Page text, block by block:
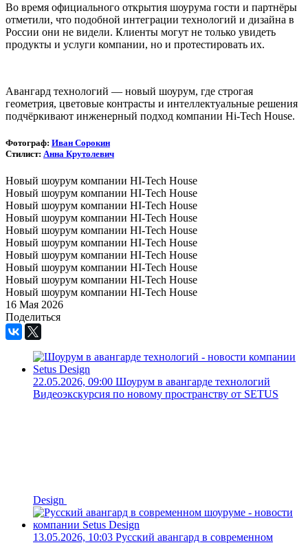
Во время официального открытия шоурума гости и партнёры
отметили, что подобной интеграции технологий и дизайна в
России они не видели. Клиенты могут не только увидеть
продукты и услуги компании, но и протестировать их.
Авангард технологий — новый шоурум, где строгая
геометрия, цветовые контрасты и интеллектуальные решения
подчёркивают инженерный подход компании Hi-Tech House.
Фотограф: Иван Сорокин
Стилист: Анна Крутолевич
Новый шоурум компании HI-Tech House
Новый шоурум компании HI-Tech House
Новый шоурум компании HI-Tech House
Новый шоурум компании HI-Tech House
Новый шоурум компании HI-Tech House
Новый шоурум компании HI-Tech House
Новый шоурум компании HI-Tech House
Новый шоурум компании HI-Tech House
Новый шоурум компании HI-Tech House
Новый шоурум компании HI-Tech House
16 Мая 2026
Поделиться
22.05.2026, 09:00 Шоурум в авангарде технологий
Видеоэкскурсия по новому пространству от SETUS
Design
13.05.2026, 10:03 Русский авангард в современном